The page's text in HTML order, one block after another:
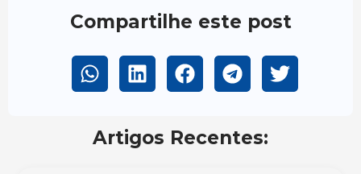
Compartilhe este post
Artigos Recentes: